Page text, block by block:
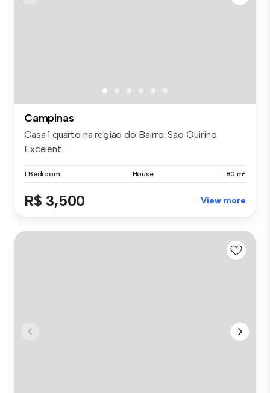
Campinas
Casa 1 quarto na região do Bairro: São Quirino
Excelent...
1 Bedroom House 80 m²
R$ 3,500 View more